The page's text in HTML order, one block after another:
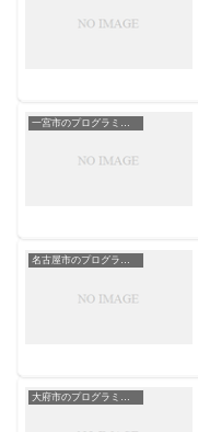
大府市のプログラミングスクール